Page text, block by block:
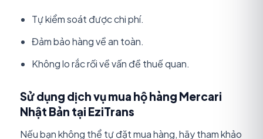
Tự kiểm soát được chi phí.
Đảm bảo hàng về an toàn.
Không lo rắc rối về vấn đề thuế quan.
Sử dụng dịch vụ mua hộ hàng Mercari
Nhật Bản tại EziTrans
Nếu bạn không thể tự đặt mua hàng, hãy tham khảo